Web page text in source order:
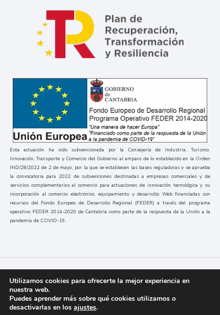
Esta actuación ha sido subvencionada por la Consejería de Industria, Turismo,
Innovación, Transporte y Comercio del Gobierno al amparo de lo establecido en la Orden
IND/28/2022 de 2 de mayo, por la que se establecen las bases reguladoras y se aprueba
la convocatoria para 2022 de subvenciones destinadas a empresas comerciales y de
servicios complementarios al comercio para actuaciones de innovación tecnológica y su
incorporación al comercio electrónico, equipamiento y desarrollo Web financiadas con
recursos del Fondo Europeo de Desarrollo Regional (FEDER) a través del programa
operativo FEDER 2014-2020 de Cantabria como parte de la respuesta de la Unión a la
pandemia de COVID-19.
Códice 2023 / Todos los derechos reservados
Utilizamos cookies para ofrecerte la mejor experiencia en
nuestra web.
Puedes aprender más sobre qué cookies utilizamos o
desactivarlas en los ajustes.